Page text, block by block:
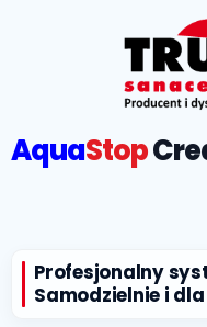
AquaStop
Profesjonalny
Samodzielnie i